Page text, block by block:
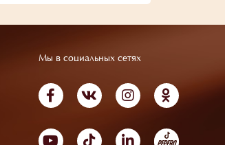
Мы в социальных сетях